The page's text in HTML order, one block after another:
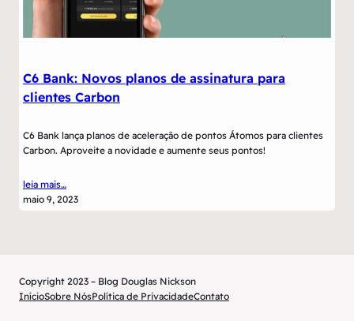
C6 Bank: Novos planos de assinatura para
clientes Carbon
C6 Bank lança planos de aceleração de pontos Átomos para clientes
Carbon. Aproveite a novidade e aumente seus pontos!
leia mais…
maio 9, 2023
Copyright 2023 – Blog Douglas Nickson
InícioSobre NósPolítica de PrivacidadeContato